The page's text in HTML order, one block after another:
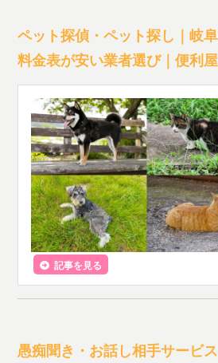
ペット探偵・ペット探し｜岐
料金表が安い業者選び｜便利
記事を見る
愚痴聞き・お話し相手サービ